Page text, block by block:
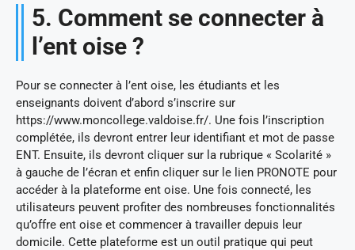
5. Comment se connecter à
l’ent oise ?
Pour se connecter à l’ent oise, les étudiants et les
enseignants doivent d’abord s’inscrire sur
https://www.moncollege.valdoise.fr/. Une fois l’inscription
complétée, ils devront entrer leur identifiant et mot de passe
ENT. Ensuite, ils devront cliquer sur la rubrique « Scolarité »
à gauche de l’écran et enfin cliquer sur le lien PRONOTE pour
accéder à la plateforme ent oise. Une fois connecté, les
utilisateurs peuvent profiter des nombreuses fonctionnalités
qu’offre ent oise et commencer à travailler depuis leur
domicile. Cette plateforme est un outil pratique qui peut